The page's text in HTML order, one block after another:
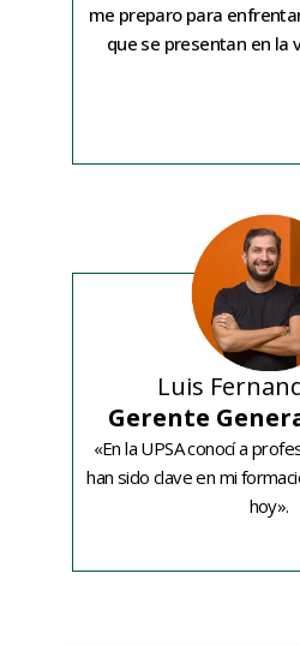
me preparo para
que se presentan en la
Luis
Gerente
«En la UPSA conocí a
han sido clave en mi
hoy».